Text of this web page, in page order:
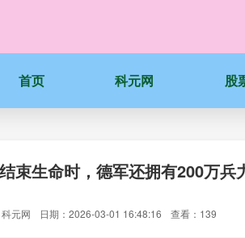
首页 科元网 股
束生命时，德军还拥有200万兵
元网 日期：2026-03-01 16:48:16 查看：139